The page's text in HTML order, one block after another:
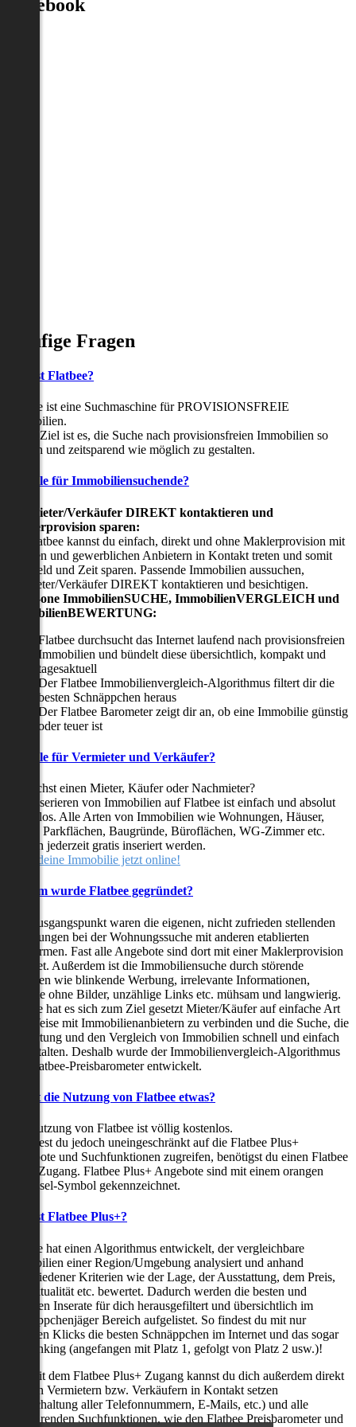
Facebook
Häufige Fragen
Was ist Flatbee?
Flatbee ist eine Suchmaschine für PROVISIONSFREIE
Immobilien.
Unser Ziel ist es, die Suche nach provisionsfreien Immobilien so
einfach und zeitsparend wie möglich zu gestalten.
Vorteile für Immobiliensuchende?
Viermieter/Verkäufer DIREKT kontaktieren und
Maklerprovision sparen:
Mit Flatbee kannst du einfach, direkt und ohne Maklerprovision mit
privaten und gewerblichen Anbietern in Kontakt treten und somit
viel Geld und Zeit sparen. Passende Immobilien aussuchen,
Vermieter/Verkäufer DIREKT kontaktieren und besichtigen.
All-in-one ImmobilienSUCHE, ImmobilienVERGLEICH und
ImmobilienBEWERTUNG:
Flatbee durchsucht das Internet laufend nach provisionsfreien
Immobilien und bündelt diese übersichtlich, kompakt und
tagesaktuell
Der Flatbee Immobilienvergleich-Algorithmus filtert dir die
besten Schnäppchen heraus
Der Flatbee Barometer zeigt dir an, ob eine Immobilie günstig
oder teuer ist
Vorteile für Vermieter und Verkäufer?
Du suchst einen Mieter, Käufer oder Nachmieter?
Das Inserieren von Immobilien auf Flatbee ist einfach und absolut
kostenlos. Alle Arten von Immobilien wie Wohnungen, Häuser,
Villen, Parkflächen, Baugründe, Büroflächen, WG-Zimmer etc.
können jederzeit gratis inseriert werden.
Stelle deine Immobilie jetzt online!
Warum wurde Flatbee gegründet?
Der Ausgangspunkt waren die eigenen, nicht zufrieden stellenden
Erfahrungen bei der Wohnungssuche mit anderen etablierten
Plattformen. Fast alle Angebote sind dort mit einer Maklerprovision
behaftet. Außerdem ist die Immobiliensuche durch störende
Faktoren wie blinkende Werbung, irrelevante Informationen,
Inserate ohne Bilder, unzählige Links etc. mühsam und langwierig.
Flatbee hat es sich zum Ziel gesetzt Mieter/Käufer auf einfache Art
und Weise mit Immobilienanbietern zu verbinden und die Suche, die
Bewertung und den Vergleich von Immobilien schnell und einfach
zu gestalten. Deshalb wurde der Immobilienvergleich-Algorithmus
und Flatbee-Preisbarometer entwickelt.
Kostet die Nutzung von Flatbee etwas?
Die Nutzung von Flatbee ist völlig kostenlos.
Möchtest du jedoch uneingeschränkt auf die Flatbee Plus+
Angebote und Suchfunktionen zugreifen, benötigst du einen Flatbee
Plus+ Zugang. Flatbee Plus+ Angebote sind mit einem orangen
Schlüssel-Symbol gekennzeichnet.
Was ist Flatbee Plus+?
Flatbee hat einen Algorithmus entwickelt, der vergleichbare
Immobilien einer Region/Umgebung analysiert und anhand
verschiedener Kriterien wie der Lage, der Ausstattung, dem Preis,
der Aktualität etc. bewertet. Dadurch werden die besten und
neuesten Inserate für dich herausgefiltert und übersichtlich im
Schnäppchenjäger Bereich aufgelistet. So findest du mit nur
wenigen Klicks die besten Schnäppchen im Internet und das sogar
als Ranking (angefangen mit Platz 1, gefolgt von Platz 2 usw.)!
Nur mit dem Flatbee Plus+ Zugang kannst du dich außerdem direkt
mit den Vermietern bzw. Verkäufern in Kontakt setzen
(Freischaltung aller Telefonnummern, E-Mails, etc.) und alle
zeitsparenden Suchfunktionen, wie den Flatbee Preisbarometer und